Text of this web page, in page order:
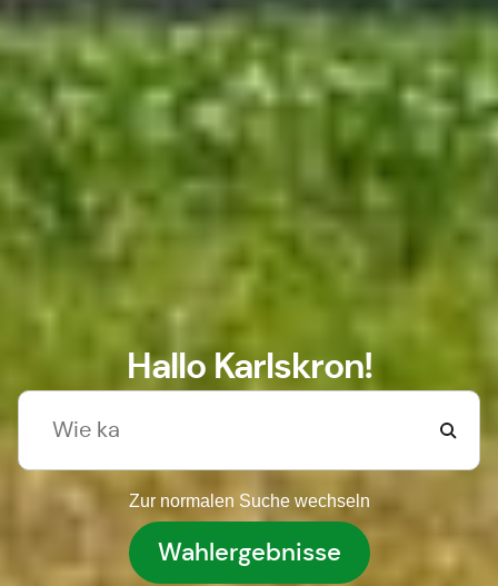
Hallo Karlskron!
Zur normalen Suche wechseln
Wahlergebnisse